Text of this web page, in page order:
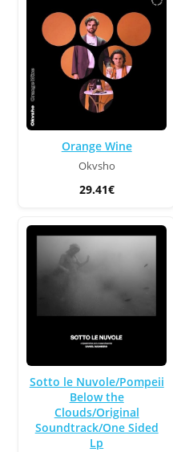
Orange Wine
Okvsho
29.41€
Sotto le Nuvole/Pompeii
Below the
Clouds/Original
Soundtrack/One Sided
Lp